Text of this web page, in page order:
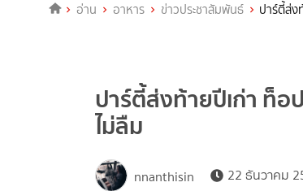
อ่าน อาหาร ข่าวประชาสัมพันธ์ ปาร์ตี้ส่ง
ปาร์ตี้ส่งท้ายปีเก่า ท็อ
ไม่ลืม
nnanthisin 22 ธันวาคม